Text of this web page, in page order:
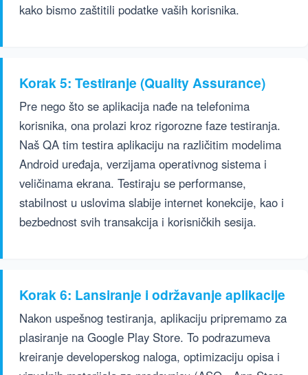
kako bismo zaštitili podatke vaših korisnika.
Korak 5: Testiranje (Quality Assurance)
Pre nego što se aplikacija nađe na telefonima
korisnika, ona prolazi kroz rigorozne faze testiranja.
Naš QA tim testira aplikaciju na različitim modelima
Android uređaja, verzijama operativnog sistema i
veličinama ekrana. Testiraju se performanse,
stabilnost u uslovima slabije internet konekcije, kao i
bezbednost svih transakcija i korisničkih sesija.
Korak 6: Lansiranje i održavanje aplikacije
Nakon uspešnog testiranja, aplikaciju pripremamo za
plasiranje na Google Play Store. To podrazumeva
kreiranje developerskog naloga, optimizaciju opisa i